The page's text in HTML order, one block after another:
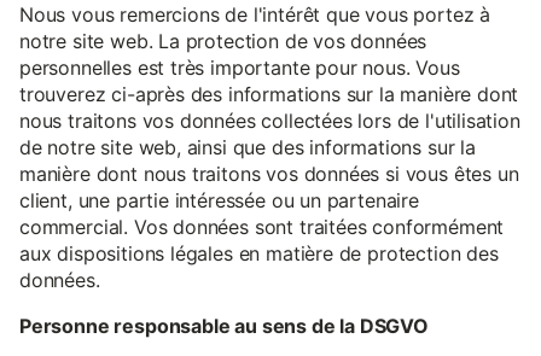
Nous vous remercions de l'intérêt que vous portez à
notre site web. La protection de vos données
personnelles est très importante pour nous. Vous
trouverez ci-après des informations sur la manière dont
nous traitons vos données collectées lors de l'utilisation
de notre site web, ainsi que des informations sur la
manière dont nous traitons vos données si vous êtes un
client, une partie intéressée ou un partenaire
commercial. Vos données sont traitées conformément
aux dispositions légales en matière de protection des
données.
Personne responsable au sens de la DSGVO